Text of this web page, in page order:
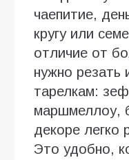
чаепитие,
кругу или
отличие от
нужно резать
тарелкам:
маршмеллоу,
декоре легко
Это удобно,